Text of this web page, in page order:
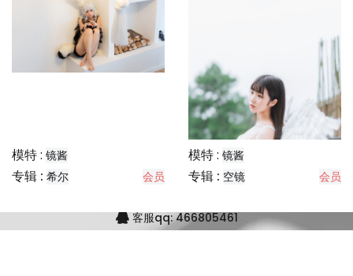
模特 :镜酱
专辑 :龙娘 游客
MeiTuHai
MeiTuHai Copyright ©2012 All rights reserved
闽ICP备19014397号-1
版权申明
常见问题
客服qq: 466805461